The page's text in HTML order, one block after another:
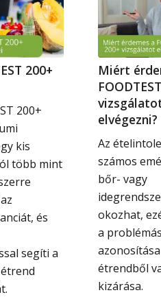
200+
200+
kis
több mint
és
segíti a
Miért
elvégezni?
Az
számos
bőr- vagy
okozhat,
a
étrendből
kizárása.